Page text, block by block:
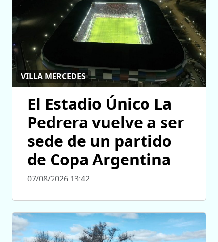
VILLA MERCEDES
El Estadio Único La
Pedrera vuelve a ser
sede de un partido
de Copa Argentina
07/08/2026 13:42